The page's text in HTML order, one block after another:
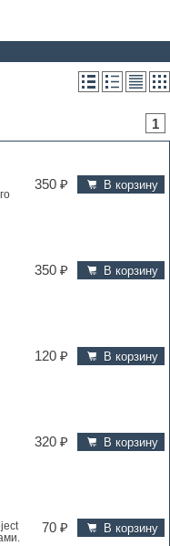
1
350 ₽ В корзину
350 ₽ В корзину
120 ₽ В корзину
320 ₽ В корзину
70 ₽ В корзину